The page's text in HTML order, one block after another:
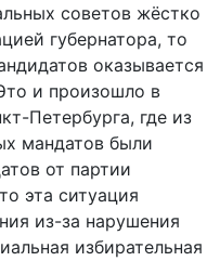
советов жёстко
губернатора, то
оказывается
и произошло в
Петербурга, где из
мандатов были
от партии
эта ситуация
из-за нарушения
избирательная